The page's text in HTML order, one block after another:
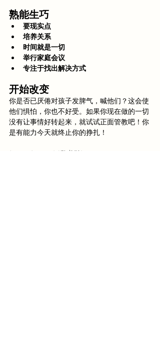
熟能生巧
要现实点
培养关系
时间就是一切
举行家庭会议
专注于找出解决方式
开始改变
你是否已厌倦对孩子发脾气，喊他们？这会使
他们惧怕，你也不好受。如果你现在做的一切
没有让事情好转起来，就试试正面管教吧！你
是有能力今天就终止你的挣扎！
by Esther Lai (黎美玲)